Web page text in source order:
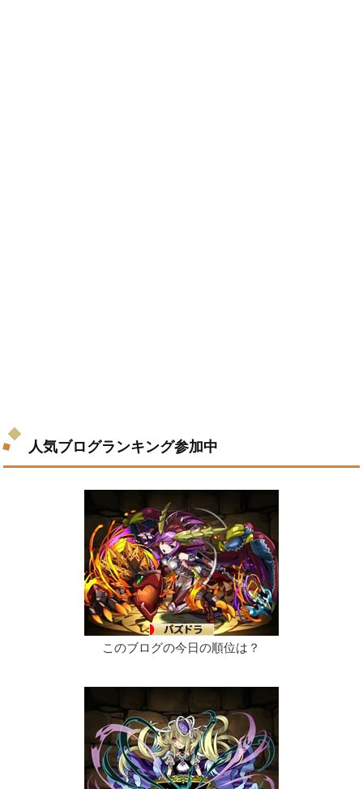
人気ブログランキング参加中
このブログの今日の順位は？